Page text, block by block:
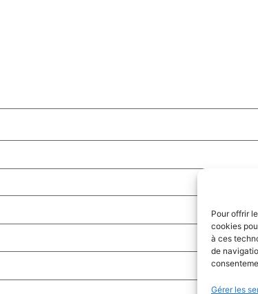
Pour offrir
cookies
à ces
de
Gérer les